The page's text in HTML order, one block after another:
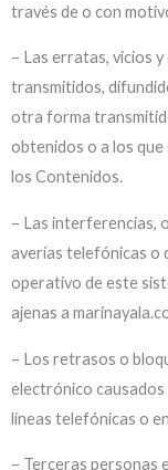
través de o con
– Las erratas, vicios
transmitidos,
otra forma
obtenidos o a los que
los Contenidos.
– Las interferencias,
averías telefónicas o
operativo de este
ajenas a
– Los retrasos o
electrónico
líneas telefónicas o
– Terceras personas